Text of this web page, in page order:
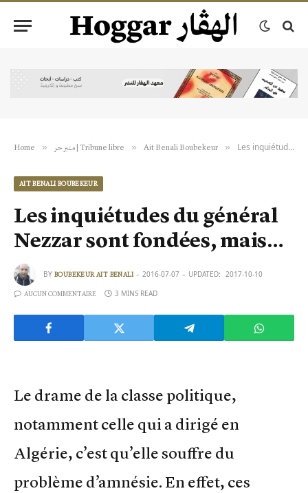
Home » منبر حر | Tribune libre » Ait Benali Boubekeur » Les inquiétudes du général Nezzar sont fondées, mais…
AIT BENALI BOUBEKEUR
Les inquiétudes du général
Nezzar sont fondées, mais…
BY BOUBEKEUR AIT BENALI 2016-07-07 UPDATED: 2017-10-10
AUCUN COMMENTAIRE 3 MINS READ
Le drame de la classe politique,
notamment celle qui a dirigé en
Algérie, c’est qu’elle souffre du
problème d’amnésie. En effet, ces